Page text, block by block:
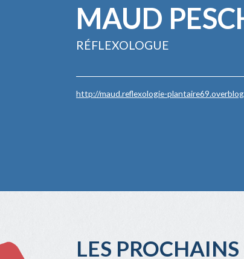
MAUD
RÉFLEXOLOGUE
http://maud.reflexologie-
LES